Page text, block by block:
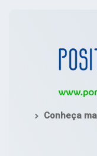
Conheça